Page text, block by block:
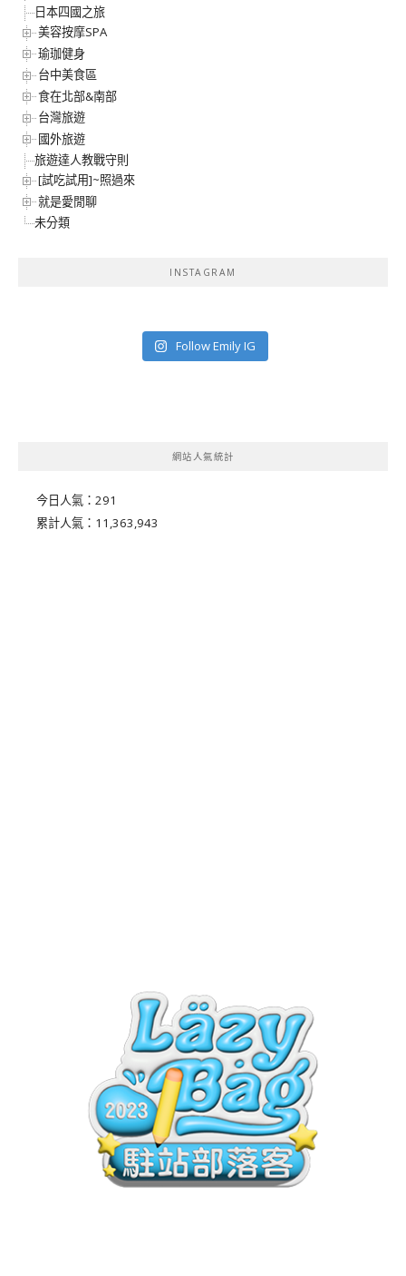
日本四國之旅
美容按摩SPA
瑜珈健身
台中美食區
食在北部&南部
台灣旅遊
國外旅遊
旅遊達人教戰守則
[試吃試用]~照過來
就是愛閒聊
未分類
INSTAGRAM
Follow Emily IG
網站人氣統計
今日人氣： 291
累計人氣： 11,363,943